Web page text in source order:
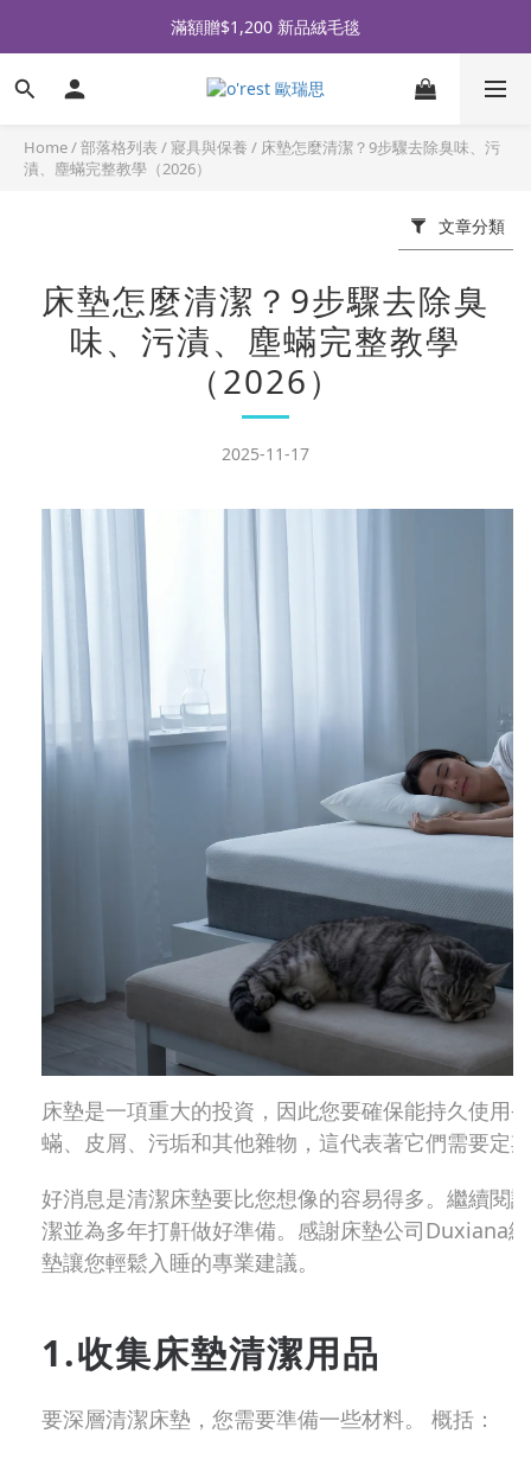
全品牌滿 $990免運｜會員買即贈〈 購物金 〉
滿額贈$1,200 新品絨毛毯
全品牌滿 $990免運｜會員買即贈〈 購物金 〉
Home/部落格列表 /寢具與保養 / 床墊怎麼清潔？9步驟去除臭味、污
漬、塵蟎完整教學（2026）
文章分類
床墊怎麼清潔？9步驟去除臭
味、污漬、塵蟎完整教學
（2026）
2025-11-17
床墊是一項重大的投資，因此您要確保能持久使用
蟎、皮屑、污垢和其他雜物，這代表著它們需要定
好消息是清潔床墊要比您想像的容易得多。繼續閱
潔並為多年打鼾做好準備。感謝床墊公司Duxiana
墊讓您輕鬆入睡的專業建議。
1.收集床墊清潔用品
要深層清潔床墊，您需要準備一些材料。 概括：